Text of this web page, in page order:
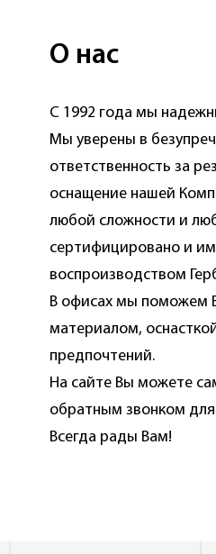
О нас
С 1992 года мы
Мы уверены в
ответственность за
оснащение нашей
любой сложности и
сертифицировано и
воспроизводством
В офисах мы поможем
материалом,
предпочтений.
На сайте Вы можете
обратным звонком для
Всегда рады Вам!